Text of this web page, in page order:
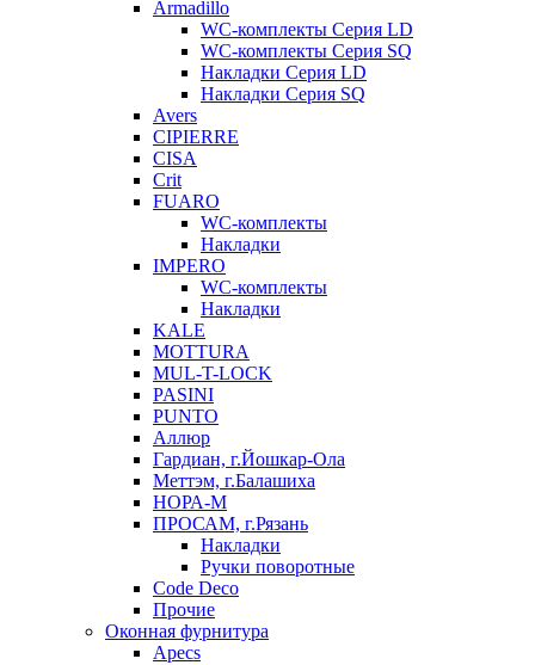
Armadillo
WC-комплекты Серия LD
WC-комплекты Серия SQ
Накладки Серия LD
Накладки Серия SQ
Avers
CIPIERRE
CISA
Crit
FUARO
WC-комплекты
Накладки
IMPERO
WC-комплекты
Накладки
KALE
MOTTURA
MUL-T-LOCK
PASINI
PUNTO
Аллюр
Гардиан, г.Йошкар-Ола
Меттэм, г.Балашиха
НОРА-М
ПРОСАМ, г.Рязань
Накладки
Ручки поворотные
Code Deco
Прочие
Оконная фурнитура
Apecs